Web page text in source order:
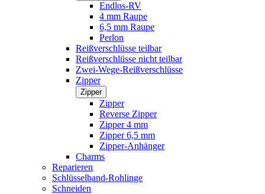
Endlos-RV
4 mm Raupe
6,5 mm Raupe
Perlon
Reißverschlüsse teilbar
Reißverschlüsse nicht teilbar
Zwei-Wege-Reißverschlüsse
Zipper
Zipper
Zipper
Reverse Zipper
Zipper 4 mm
Zipper 6,5 mm
Zipper-Anhänger
Charms
Reparieren
Schlüsselband-Rohlinge
Schneiden